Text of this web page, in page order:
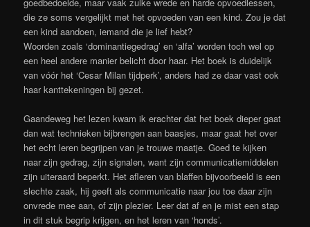
die ze soms vergelijkt met het opvoeden van een kind. Zou je dat
een kind aandoen, iemand die je lief hebt?
Woorden zoals ‘dominantiegedrag’ en ‘alfa’ worden toch wel op
een heel andere manier belicht door haar. Het boek is duidelijk
van vóór het ‘Cesar Milan tijdperk’, anders had ze daar vast ook
haar kanttekeningen bij gezet.
Gaandeweg het lezen kwam ik erachter dat het boek dieper gaat
dan wat technieken bijbrengen aan baasjes, maar gaat het over
het echt leren begrijpen van je trouwe maatje. Goed te kijken
naar zijn gedrag, zijn signalen, want zijn communicatiemiddelen
zijn uiteraard beperkt. Het afleren van blaffen bijvoorbeeld is een
slechte zaak, hij geeft als communicatie naar jou toe daar zijn
onvrede mee aan, of zijn plezier. Leer dat af en je mist een stap
in dit stuk begrip krijgen, en het leren van ‘honds’.